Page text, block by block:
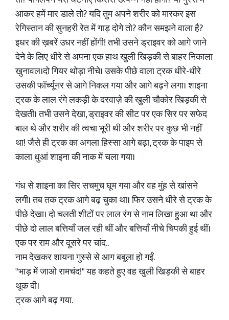
आकर हमें मार डाले तो? यदि तुम अपने शरीर को मारकर इस
रेगिस्तान की सुनहरी रेत में गाड़ दोगे तो? कौन समझने वाला है?
इधर की ख़बरें उधर नहीं होंगी! तभी उसने ड्राइवर को आगे जाने
देने के लिए धीरे से अपना एक हाथ खुली खिड़की से बाहर निकाला
खुनावल।दो गियर थोड़ा नीचे। उसके पीछे वाला ट्रक धीरे-धीरे
उसकी फॉर्च्यूनर से आगे निकल गया और आगे बढ़ने लगा। शाइना
ट्रक के लाल रंगे लकड़ी के दरवाज़े की खुली चौकोर खिड़की से
देखती। तभी उसने देखा, ड्राइवर की सीट पर एक सिर पर सफेद
बाल थे और शरीर की त्वचा भूरी थी और शरीर पर कुछ भी नहीं
था! जैसे ही ट्रक का अगला हिस्सा आगे बढ़ा, ट्रक के पाइप से
काला धुआं शाइना की नाक में चला गया।
गंध से शाइना का सिर सचमुच घूम गया और वह मुंह से खांसने
लगी। तब तक ट्रक आगे बढ़ चुका था। फिर उसने धीरे से ट्रक के
पीछे देखा। दो चलती शीटों पर लाल रंग से नाम लिखा हुआ था और
पीछे दो लाल बत्तियाँ जल रही थीं और बत्तियाँ नीचे चिपकी हुई थीं।
एक पर राम और दूसरे पर चांद..
नाम देखकर शायना गुस्से से आग बबूला हो गईं.
"भाड़ में जाओ रामचंद!" यह कहते हुए वह खुली खिड़की से बाहर
थूक दी।
ट्रक आगे बढ़ गया.